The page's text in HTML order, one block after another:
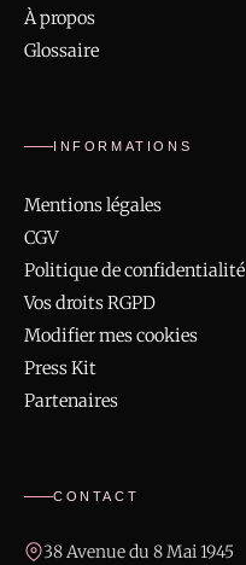
À propos
Glossaire
INFORMATIONS
Mentions légales
CGV
Politique de confidentialité
Vos droits RGPD
Modifier mes cookies
Press Kit
Partenaires
CONTACT
38 Avenue du 8 Mai 1945